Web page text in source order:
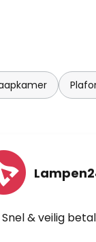
Snel & veilig